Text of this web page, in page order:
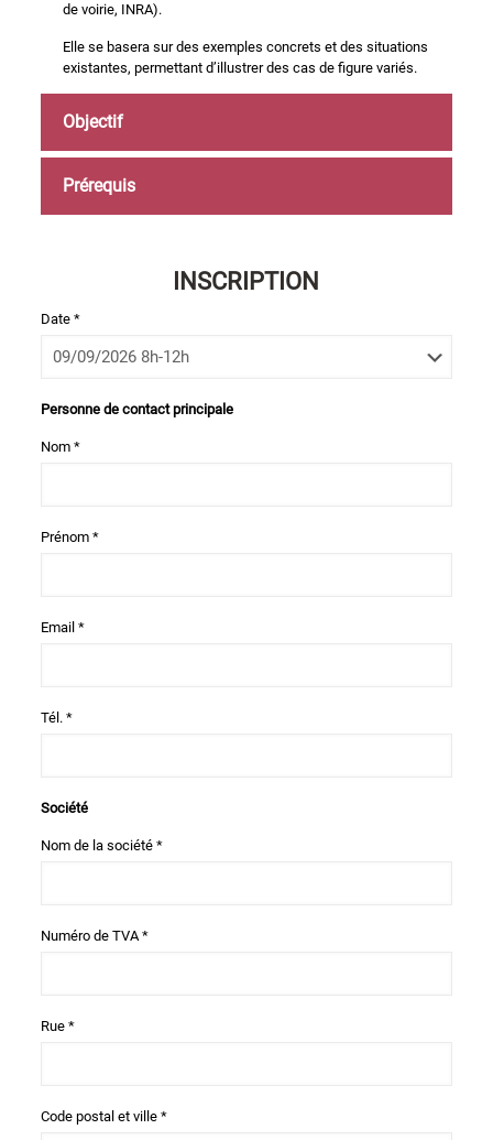
de voirie, INRA).
Elle se basera sur des exemples concrets et des situations
existantes, permettant d’illustrer des cas de figure variés.
Objectif
Prérequis
INSCRIPTION
Date *
Personne de contact principale
Nom *
Prénom *
Email *
Tél. *
Société
Nom de la société *
Numéro de TVA *
Rue *
Code postal et ville *